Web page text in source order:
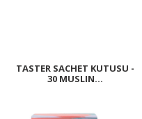
TASTER SACHET KUTUSU -
30 MUSLIN...